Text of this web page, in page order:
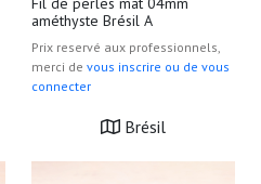
améthyste Brésil A
Prix reservé aux professionnels,
merci de vous inscrire ou de vous
connecter
Brésil